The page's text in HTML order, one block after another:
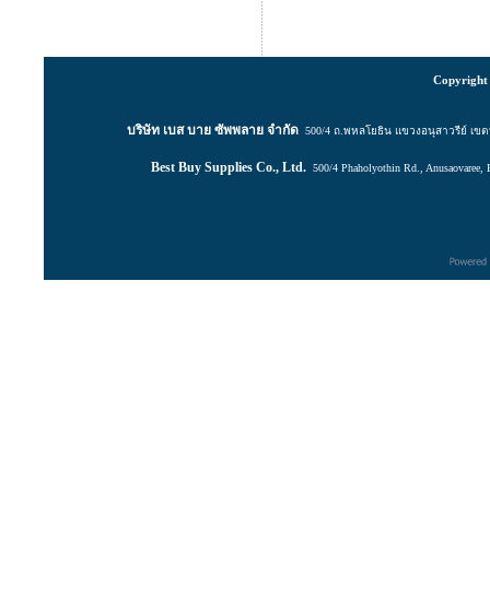
Copyright
บริษัท เบส บาย ซัพพลาย จำกัด 500/4 ถ.พหลโยธิน แขวงอนุสาวรีย์ เข
Best Buy Supplies Co., Ltd. 500/4 Phaholyothin Rd.,